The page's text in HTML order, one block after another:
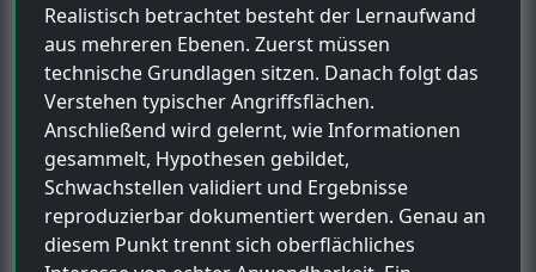
Realistisch betrachtet besteht der Lernaufwand
aus mehreren Ebenen. Zuerst müssen
technische Grundlagen sitzen. Danach folgt das
Verstehen typischer Angriffsflächen.
Anschließend wird gelernt, wie Informationen
gesammelt, Hypothesen gebildet,
Schwachstellen validiert und Ergebnisse
reproduzierbar dokumentiert werden. Genau an
diesem Punkt trennt sich oberflächliches